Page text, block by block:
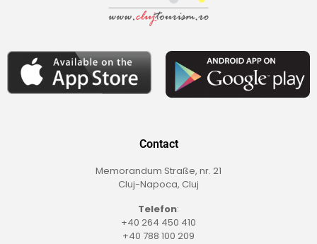
Contact
Memorandum Straße, nr. 21
Cluj-Napoca, Cluj
Telefon:
+40 264 450 410
+40 788 100 209